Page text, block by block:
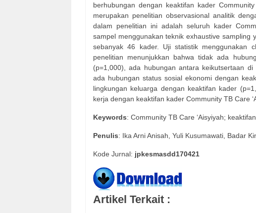
berhubungan dengan keaktifan kader
merupakan penelitian observasional analitik
dalam penelitian ini adalah seluruh kader
sampel menggunakan teknik exhaustive
sebanyak 46 kader. Uji statistik menggunakan
penelitian menunjukkan bahwa tidak ada
(p=1,000), ada hubungan antara keikutsertaan
ada hubungan status sosial ekonomi dengan
lingkungan keluarga dengan keaktifan kader
kerja dengan keaktifan kader Community TB Care
Keywords: Community TB Care ‘Aisyiyah;
Penulis: Ika Arni Anisah, Yuli Kusumawati, Badar
Kode Jurnal: jpkesmasdd170421
Artikel Terkait :